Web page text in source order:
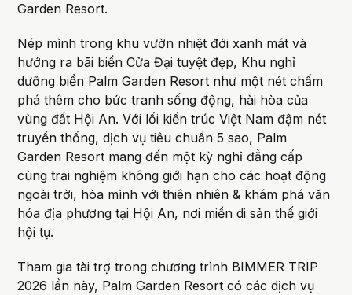
Garden Resort.
Nép mình trong khu vườn nhiệt đới xanh mát và
hướng ra bãi biển Cửa Đại tuyệt đẹp, Khu nghỉ
dưỡng biển Palm Garden Resort như một nét chấm
phá thêm cho bức tranh sống động, hài hòa của
vùng đất Hội An. Với lối kiến trúc Việt Nam đậm nét
truyền thống, dịch vụ tiêu chuẩn 5 sao, Palm
Garden Resort mang đến một kỳ nghỉ đẳng cấp
cùng trải nghiệm không giới hạn cho các hoạt động
ngoài trời, hòa mình với thiên nhiên & khám phá văn
hóa địa phương tại Hội An, nơi miền di sản thế giới
hội tụ.
Tham gia tài trợ trong chương trình BIMMER TRIP
2026 lần này, Palm Garden Resort có các dịch vụ